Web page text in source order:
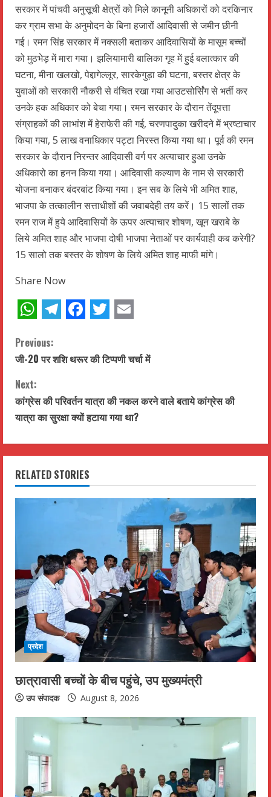
सरकार में पांचवी अनुसूची क्षेत्रों को मिले कानूनी अधिकारों को दरकिनार
कर ग्राम सभा के अनुमोदन के बिना हजारों आदिवासी से जमीन छीनी
गई। रमन सिंह सरकार में नक्सली बताकर आदिवासियों के मासूम बच्चों
को मुठभेड़ में मारा गया। झलियामारी बालिका गृह में हुई बलात्कार की
घटना, मीना खलखो, पेद्दागेल्लूर, सारकेगुड़ा की घटना, बस्तर क्षेत्र के
युवाओं को सरकारी नौकरी से वंचित रखा गया आउटसोर्सिंग से भर्ती कर
उनके हक अधिकार को बेचा गया। रमन सरकार के दौरान तेंदूपत्ता
संग्राहकों की लाभांश में हेराफेरी की गई, चरणपादुका खरीदने में भ्रष्टाचार
किया गया, 5 लाख वनाधिकार पट्टा निरस्त किया गया था। पूर्व की रमन
सरकार के दौरान निरन्तर आदिवासी वर्ग पर अत्याचार हुआ उनके
अधिकारो का हनन किया गया। आदिवासी कल्याण के नाम से सरकारी
योजना बनाकर बंदरबांट किया गया। इन सब के लिये भी अमित शाह,
भाजपा के तत्कालीन सत्ताधीशों की जवाबदेही तय करें। 15 सालों तक
रमन राज में हुये आदिवासियों के ऊपर अत्याचार शोषण, खून खराबे के
लिये अमित शाह और भाजपा दोषी भाजपा नेताओं पर कार्यवाही कब करेगी?
15 सालो तक बस्तर के शोषण के लिये अमित शाह माफी मांगे।
Share Now
C
o
n
t
i
n
u
e
a
d
i
n
g
Previous:
जी-20 पर शशि थरूर की टिप्पणी चर्चा में
Next:
कांग्रेस की परिवर्तन यात्रा की नकल करने वाले बताये कांग्रेस की
यात्रा का सुरक्षा क्यों हटाया गया था?
RELATED STORIES
प्रदेश
छात्रावासी बच्चों के बीच पहुंचे, उप मुख्यमंत्री
उप संपादक August 8, 2026